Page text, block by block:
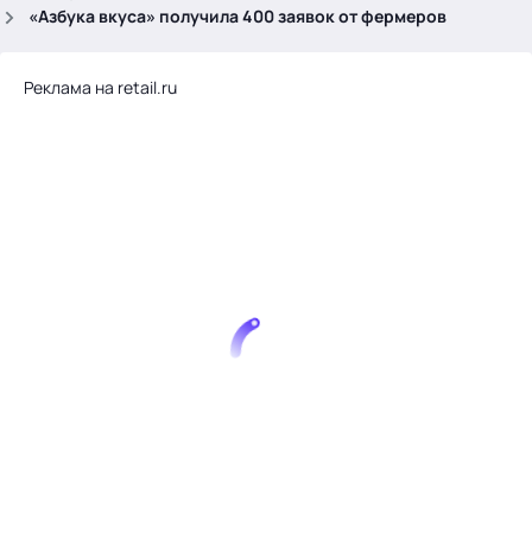
«Азбука вкуса» получила 400 заявок от фермеров
Реклама на retail.ru